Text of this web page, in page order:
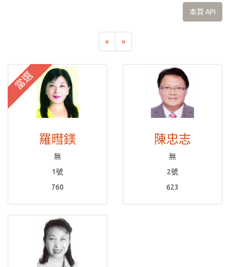
本頁 API
« »
當選
羅暳鎂
無
1號
760
陳忠志
無
2號
623